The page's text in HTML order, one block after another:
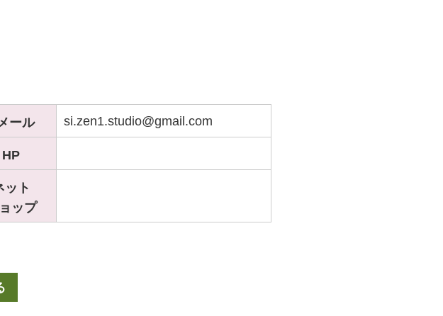
ール si.zen1.studio@gmail.com
HP
ット
ップ